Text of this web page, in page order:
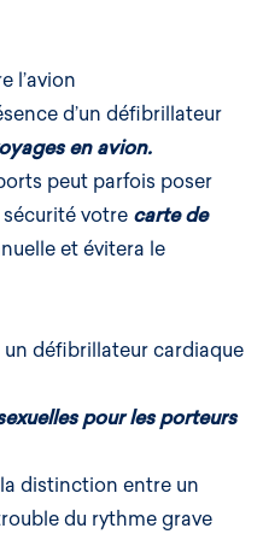
l’avion
d’un défibrillateur
en avion.
peut parfois poser
votre carte de
et évitera le
un défibrillateur cardiaque
pour les porteurs
distinction entre un
du rythme grave